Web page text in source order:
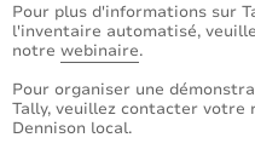
Pour plus d'informations sur
l'inventaire automatisé,
notre webinaire.
Pour organiser une
Tally, veuillez contacter votre
Dennison local.